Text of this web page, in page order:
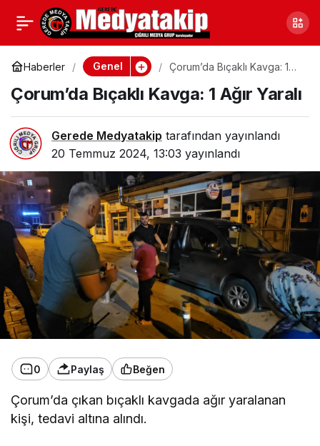
Haberler Genel
Çorum’da Bıçaklı Kavga: 1
Çorum’da Bıçaklı Kavga: 1 Ağır Yaralı
Gerede Medyatakip tarafından yayınlandı
20 Temmuz 2024, 13:03 yayınlandı
0 Paylaş Beğen
Çorum’da çıkan bıçaklı kavgada ağır yaralanan
kişi, tedavi altına alındı.
Kocaeli’de ‘Rize Çayı’
Hastası Karga
Paylaş